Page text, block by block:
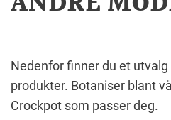
Nedenfor finner du et utvalg
produkter. Botaniser blant
Crockpot som passer deg.